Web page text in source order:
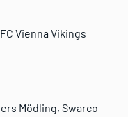
Vienna Vikings
Mödling, Swarco